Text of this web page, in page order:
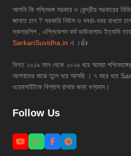
আপনি কি পশ্চিমবঙ্গ সরকার ও কেন্দ্রীয় সরকারের
জানতে চান ? সরকারি নিউস ও খবরা-খবর রাখতে
স্কলারশিপ , এপ্লিকেশন ফর্ম ডাউনলোড ইত্যাদি
SarkariSuvidha.in এ ।👍
বিগত ২০১৯ সাল থেকে ২০২৬ ধরে আমরা
আপনাদের মাঝে তুলে ধরে আসছি । ৭ বছর ধরে
ওয়েবসাইটকে বিশ্বাস রাখার জন্য ধণ্যবাদ।
Follow Us